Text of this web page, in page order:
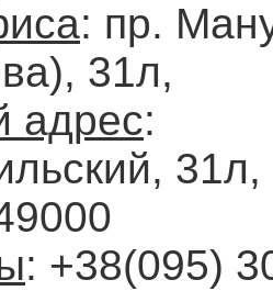
: пр.
31л,
адрес:
31л,
: +38(095)